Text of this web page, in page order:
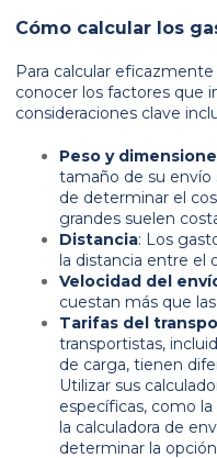
Cómo calcular los
Para calcular
conocer los factores que
consideraciones clave
Peso y
tamaño de su envío
de determinar el
grandes suelen
Distancia: Los
la distancia entre el
Velocidad del
cuestan más que
Tarifas del
transportistas,
de carga, tienen
Utilizar sus
específicas, como
la calculadora de
determinar la